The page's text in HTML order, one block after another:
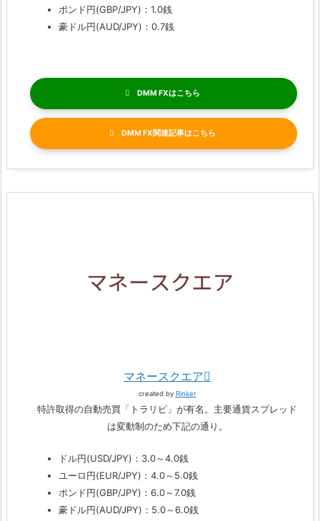
ポンド円(GBP/JPY)：1.0銭
豪ドル円(AUD/JPY)：0.7銭
DMM FX
DMM FX関連記事
マネースクエア
created by Rinker
特許取得の自動売買「トラリピ」が有名。主要通貨スプレッド
は変動制のため下記の通り。
ドル円(USD/JPY)：3.0～4.0銭
ユーロ円(EUR/JPY)：4.0～5.0銭
ポンド円(GBP/JPY)：6.0～7.0銭
豪ドル円(AUD/JPY)：5.0～6.0銭